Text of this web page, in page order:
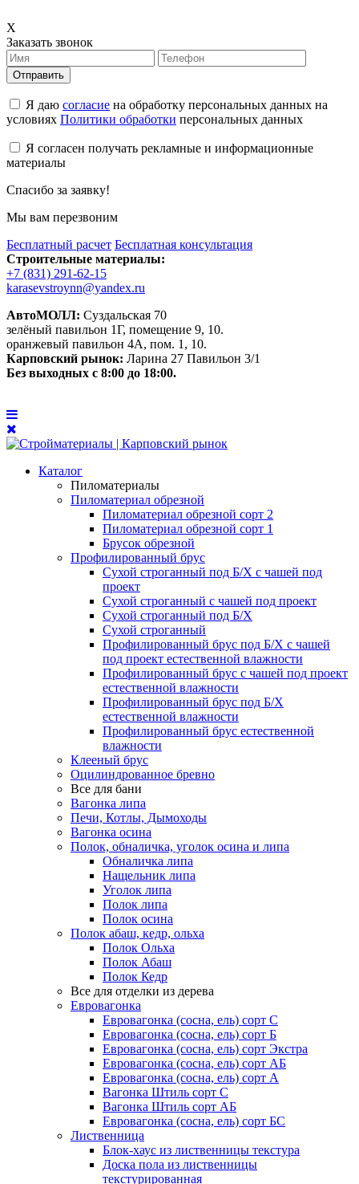
X
Заказать звонок
Отправить
Я даю согласие на обработку персональных данных на
условиях Политики обработки персональных данных
Я согласен получать рекламные и информационные
материалы
Спасибо за заявку!
Мы вам перезвоним
Бесплатный расчет Бесплатная консультация
Строительные материалы:
+7 (831) 291-62-15
karasevstroynn@yandex.ru
АвтоМОЛЛ: Суздальская 70
зелёный павильон 1Г, помещение 9, 10.
оранжевый павильон 4А, пом. 1, 10.
Карповский рынок: Ларина 27 Павильон 3/1
Без выходных с 8:00 до 18:00.
Каталог
Пиломатериалы
Пиломатериал обрезной
Пиломатериал обрезной сорт 2
Пиломатериал обрезной сорт 1
Брусок обрезной
Профилированный брус
Сухой строганный под Б/Х с чашей под
проект
Сухой строганный с чашей под проект
Сухой строганный под Б/Х
Сухой строганный
Профилированный брус под Б/Х с чашей
под проект естественной влажности
Профилированный брус с чашей под проект
естественной влажности
Профилированный брус под Б/Х
естественной влажности
Профилированный брус естественной
влажности
Клееный брус
Оцилиндрованное бревно
Все для бани
Вагонка липа
Печи, Котлы, Дымоходы
Вагонка осина
Полок, обналичка, уголок осина и липа
Обналичка липа
Нащельник липа
Уголок липа
Полок липа
Полок осина
Полок абаш, кедр, ольха
Полок Ольха
Полок Абаш
Полок Кедр
Все для отделки из дерева
Евровагонка
Евровагонка (сосна, ель) сорт С
Евровагонка (сосна, ель) сорт Б
Евровагонка (сосна, ель) сорт Экстра
Евровагонка (сосна, ель) сорт АБ
Евровагонка (сосна, ель) сорт А
Вагонка Штиль сорт С
Вагонка Штиль сорт АБ
Евровагонка (сосна, ель) сорт БС
Лиственница
Блок-хаус из лиственницы текстура
Доска пола из лиственницы
текстурированная